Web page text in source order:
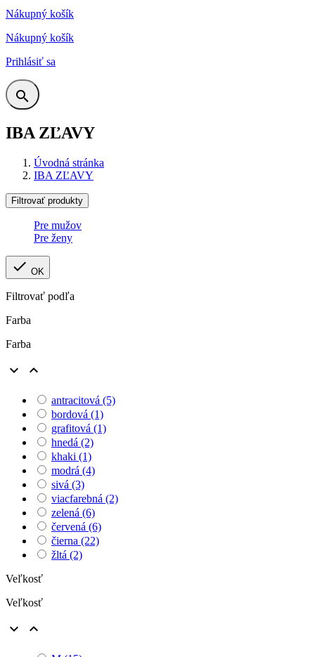
Nákupný košík
Nákupný košík
Prihlásiť sa

IBA ZĽAVY
Úvodná stránka
IBA ZĽAVY
Filtrovať produkty
Pre mužov
Pre ženy
 OK
Filtrovať podľa
Farba
Farba
 
antracitová (5)
bordová (1)
grafitová (1)
hnedá (2)
khaki (1)
modrá (4)
sivá (3)
viacfarebná (2)
zelená (6)
červená (6)
čierna (22)
žltá (2)
Veľkosť
Veľkosť
 